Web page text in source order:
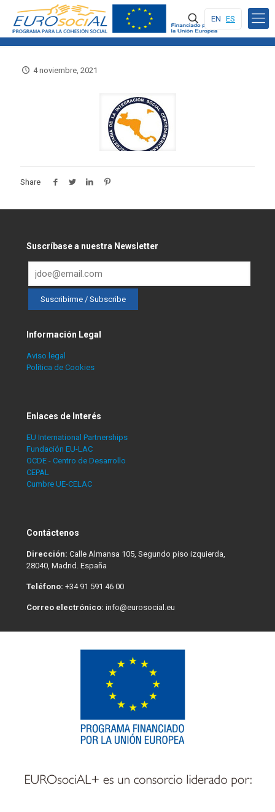
EN ES
4 noviembre, 2021
Share
Suscríbase a nuestra Newsletter
Información Legal
Aviso legal
Política de Cookies
Enlaces de Interés
EU International Partnerships
Fundación EU-LAC
OCDE - Centro de Desarrollo
CEPAL
Cumbre UE-CELAC
Contáctenos
Dirección: Calle Almansa 105, Segundo piso izquierda,
28040, Madrid. España
Teléfono: +34 91 591 46 00
Correo electrónico: info@eurosocial.eu